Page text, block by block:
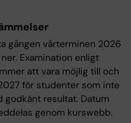
gången vårterminen 2026
Examination enligt
att vara möjlig till och
för studenter som inte
godkänt resultat. Datum
genom kurswebb.